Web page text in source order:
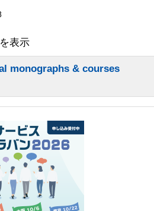
表示
monographs & courses